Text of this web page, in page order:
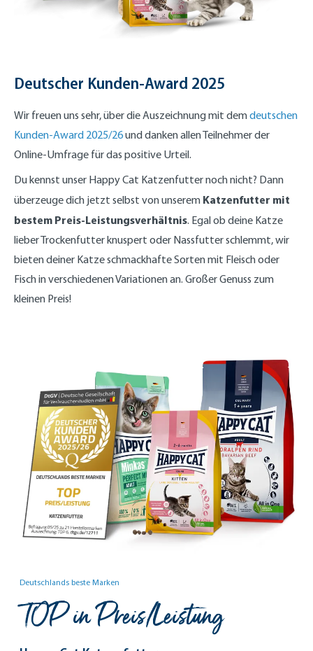
Deutscher Kunden-Award 2025
Wir freuen uns sehr, über die Auszeichnung mit demdeutschen
Kunden-Award 2025/26und danken allen Teilnehmer der
Online-Umfrage für das positive Urteil.
Du kennst unser Happy Cat Katzenfutter noch nicht? Dann
überzeuge dich jetzt selbst von unserem Katzenfutter mit
bestem Preis-Leistungsverhältnis. Egal ob deine Katze
lieber Trockenfutter knuspert oder Nassfutter schlemmt, wir
bieten deiner Katze schmackhafte Sorten mit Fleisch oder
Fisch in verschiedenen Variationen an. Großer Genuss zum
kleinen Preis!
Deutschlands beste Marken
TOP in Preis/Leistung